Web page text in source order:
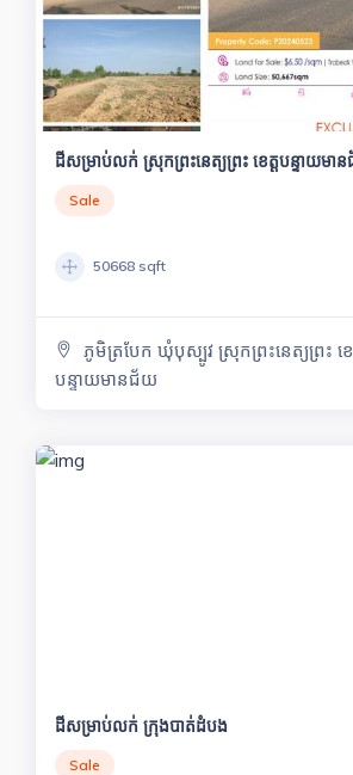
ដីសម្រាប់លក់ ស្រុកព្រះនេត្យព្រះ ខេត្តបន្ទាយមា
Sale
50668 sqft
ភូមិត្របែក ឃុំបុស្បូវ ស្រុកព្រះនេត្យព្រះ ខេ
បន្ទាយមានជ័យ
ដីសម្រាប់លក់ ក្រុងបាត់ដំបង
Sale